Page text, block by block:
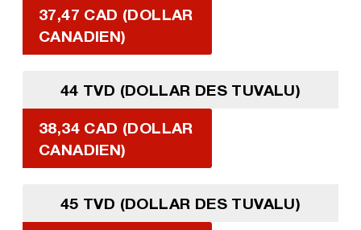
37,47 CAD (DOLLAR
CANADIEN)
44 TVD (DOLLAR DES TUVALU)
38,34 CAD (DOLLAR
CANADIEN)
45 TVD (DOLLAR DES TUVALU)